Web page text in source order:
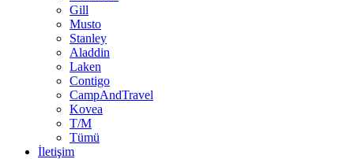
Gill
Musto
Stanley
Aladdin
Laken
Contigo
CampAndTravel
Kovea
T/M
Tümü
İletişim